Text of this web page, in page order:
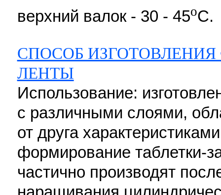
верхний валок - 30 - 45oС.
СПОСОБ
ЛЕНТЫ
Использование:
с различными слоями,
от друга
формирование таблетки-
частично производят